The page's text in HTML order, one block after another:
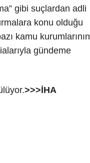
gibi suçlardan adli
konu olduğu
kamu kurumlarının
gündeme
>>>İHA